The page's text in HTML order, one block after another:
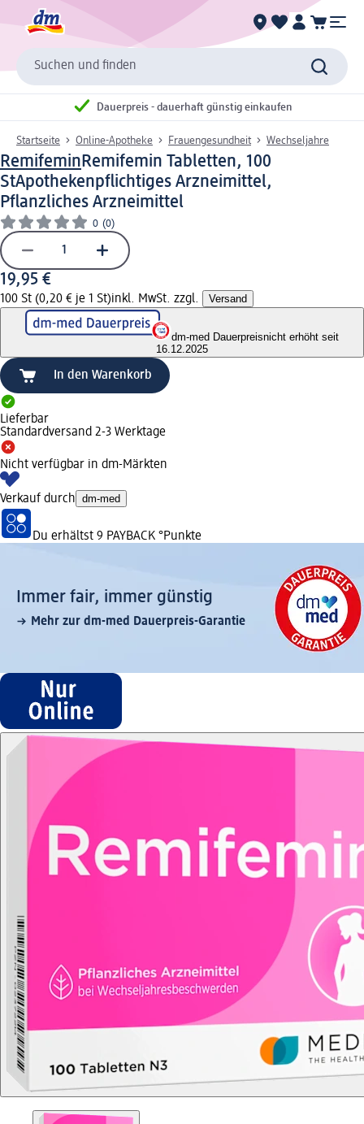
Suchen und finden
Dauerpreis - dauerhaft günstig einkaufen
Startseite Online-Apotheke Frauengesundheit Wechseljahre
RemifeminRemifemin Tabletten, 100
StApothekenpflichtiges Arzneimittel,
Pflanzliches Arzneimittel
0 (0)
19,95 €
100 St (0,20 € je 1 St)inkl. MwSt. zzgl. Versand
dm-med Dauerpreisnicht erhöht seit
16.12.2025
In den Warenkorb
Lieferbar
Standardversand 2-3 Werktage
Nicht verfügbar in dm-Märkten
Verkauf durch dm-med
Du erhältst 9 PAYBACK °Punkte
Immer fair,­ immer günstig
Mehr zur dm-med Dauerpreis-Garantie